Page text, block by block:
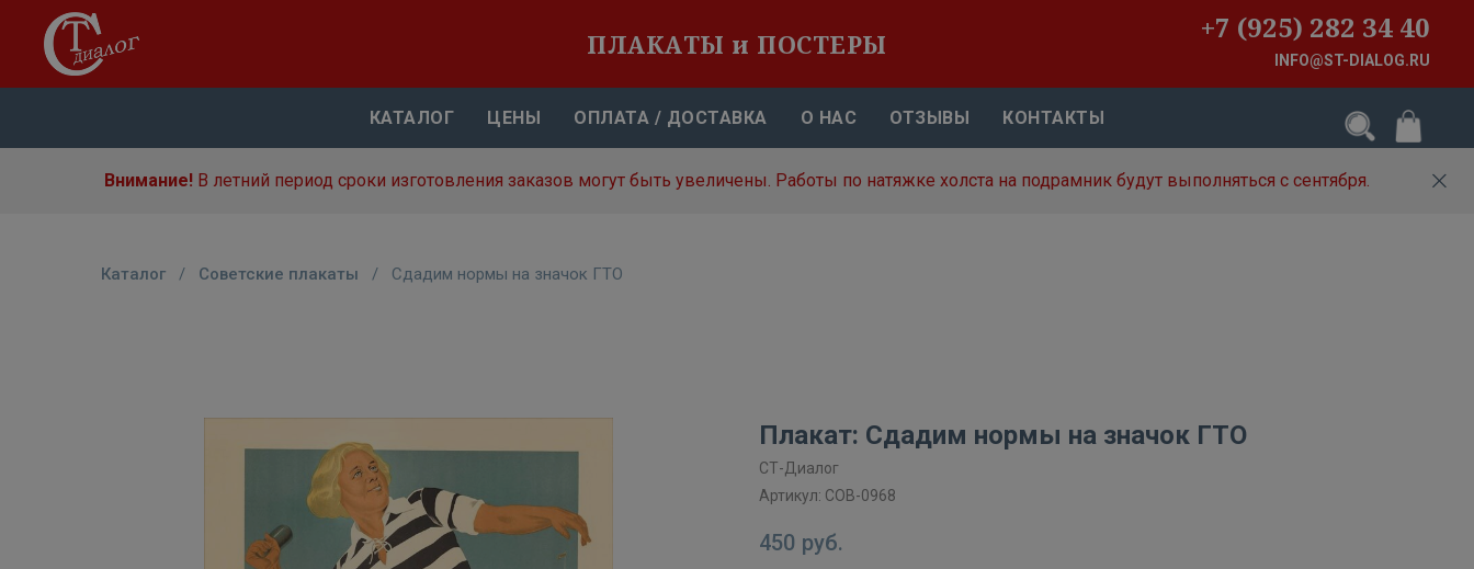
ПЛАКАТЫ и ПОСТЕРЫ +7 (925) 282 34 40
INFO@ST-DIALOG.RU
КАТАЛОГ ЦЕНЫ ОПЛАТА / ДОСТАВКА О НАС ОТЗЫВЫ КОНТАКТЫ
Внимание! В летний период сроки изготовления заказов могут быть увеличены. Работы по натяжке холста на подрамник будут выполняться с сентября.
Каталог / Советские плакаты / Сдадим нормы на значок ГТО
Плакат: Сдадим нормы на значок ГТО
СТ-Диалог
Артикул: СОВ-0968
450 руб.